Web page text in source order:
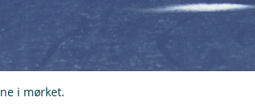
i mørket.